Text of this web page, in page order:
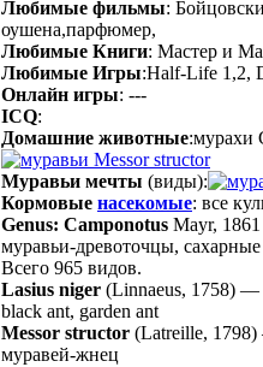
Любимые фильмы:
оушена,парфюмер,
Любимые Книги: Мастер и
Любимые Игры:Half-Life 1,2,
Онлайн игры: ---
ICQ:
Домашние животные:мурахи
Messor structor
Муравьи мечты (виды):
Кормовые насекомые: все
Genus: Camponotus Mayr, 1861
муравьи-древоточцы,
Всего 965 видов.
Lasius niger (Linnaeus, 1758) —
black ant, garden ant
Messor structor (Latreille, 1798)
муравей-жнец